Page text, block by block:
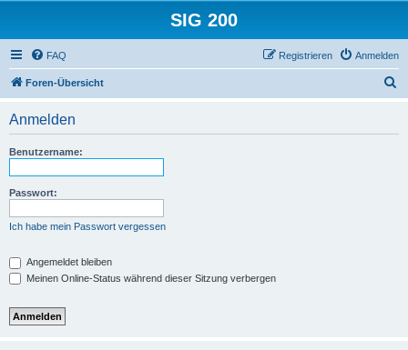
SIG 200
FAQ Anmelden
Registrieren
Foren-Übersicht
Anmelden
Benutzername:
Passwort:
Ich habe mein Passwort vergessen
Angemeldet bleiben
Meinen Online-Status während dieser Sitzung verbergen